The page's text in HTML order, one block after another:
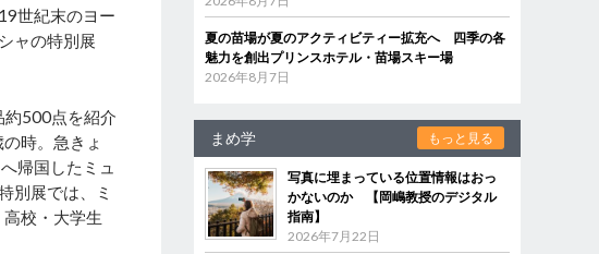
世紀末のヨー
ャの特別展
約500点を紹介
時。急きょ
帰国したミュ
別展では、ミ
校・大学生
夏の苗場が夏のアクティビティー拡充へ 四季の各
魅力を創出プリンスホテル・苗場スキー場
2026年8月7日
まめ学 もっと見る
写真に埋まっている位置情報はおっ
かないのか 【岡嶋教授のデジタル
指南】
2026年7月22日